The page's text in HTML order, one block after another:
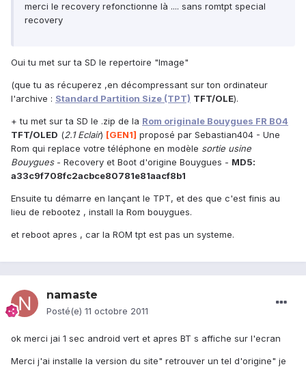
merci le recovery refonctionne là .... sans romtpt special
recovery
Oui tu met sur ta SD le repertoire "Image"
(que tu as récuperez ,en décompressant sur ton ordinateur
l'archive : Standard Partition Size (TPT) TFT/OLE).
+ tu met sur ta SD le .zip de la Rom originale Bouygues FR B04
TFT/OLED (2.1 Eclair) [GEN1] proposé par Sebastian404 - Une
Rom qui replace votre téléphone en modèle sortie usine
Bouygues- Recovery et Boot d'origine Bouygues - MD5:
a33c9f708fc2acbce80781e81aacf8b1
Ensuite tu démarre en lançant le TPT, et des que c'est finis au
lieu de rebootez , install la Rom bouygues.
et reboot apres , car la ROM tpt est pas un systeme.
namaste
Posté(e) 11 octobre 2011
ok merci jai 1 sec android vert et apres BT s affiche sur l'ecran
Merci j'ai installe la version du site" retrouver un tel d'origine" je